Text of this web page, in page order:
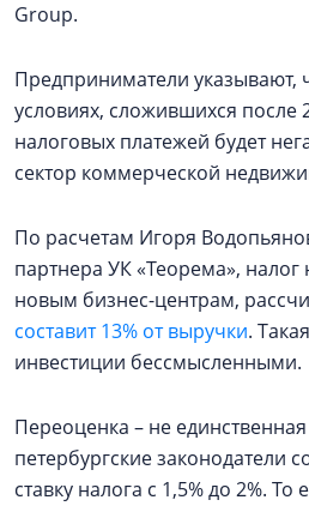
Group.
Предприниматели указывают,
условиях, сложившихся после
налоговых платежей будет
сектор коммерческой
По расчетам Игоря
партнера УК «Теорема»,
новым бизнес-центрам,
составит 13% от выручки.
инвестиции бессмысленными.
Переоценка – не
петербургские законодатели
ставку налога с 1,5% до 2%. То